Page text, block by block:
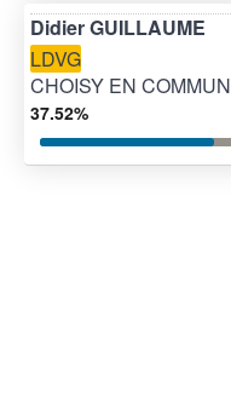
Didier GUILLAUME
LDVG
CHOISY EN COMMUN
37.52%